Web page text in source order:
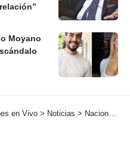
Moyano
en Vivo > Noticias > Nacionales